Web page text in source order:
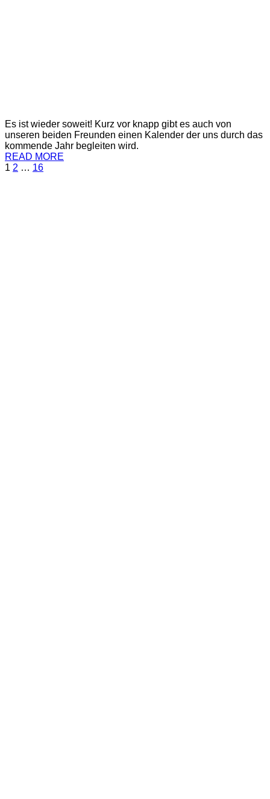
Es ist wieder soweit! Kurz vor knapp gibt es auch von
unseren beiden Freunden einen Kalender der uns durch das
kommende Jahr begleiten wird.
READ MORE
1 2 … 16